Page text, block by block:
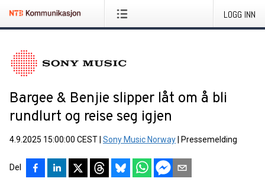
LOGG INN
Bargee & Benjie slipper låt om å bli
rundlurt og reise seg igjen
4.9.2025 15:00:00 CEST Sony Music Norway Pressemelding
Del